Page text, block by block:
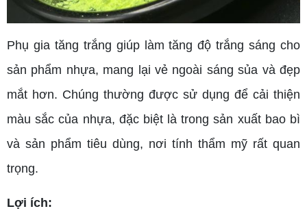
Phụ gia tăng trắng giúp làm tăng độ trắng sáng cho
sản phẩm nhựa, mang lại vẻ ngoài sáng sủa và đẹp
mắt hơn. Chúng thường được sử dụng để cải thiện
màu sắc của nhựa, đặc biệt là trong sản xuất bao bì
và sản phẩm tiêu dùng, nơi tính thẩm mỹ rất quan
trọng.
Lợi ích: